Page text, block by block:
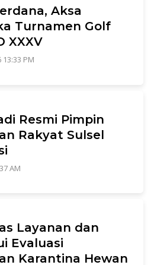
Aksa
Turnamen Golf
XXXV
PM
Resmi Pimpin
Rakyat Sulsel
AM
Layanan dan
Evaluasi
Karantina Hewan